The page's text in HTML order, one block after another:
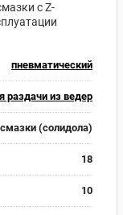
с Z-
пневматический
раздачи из ведер
(солидола)
18
10